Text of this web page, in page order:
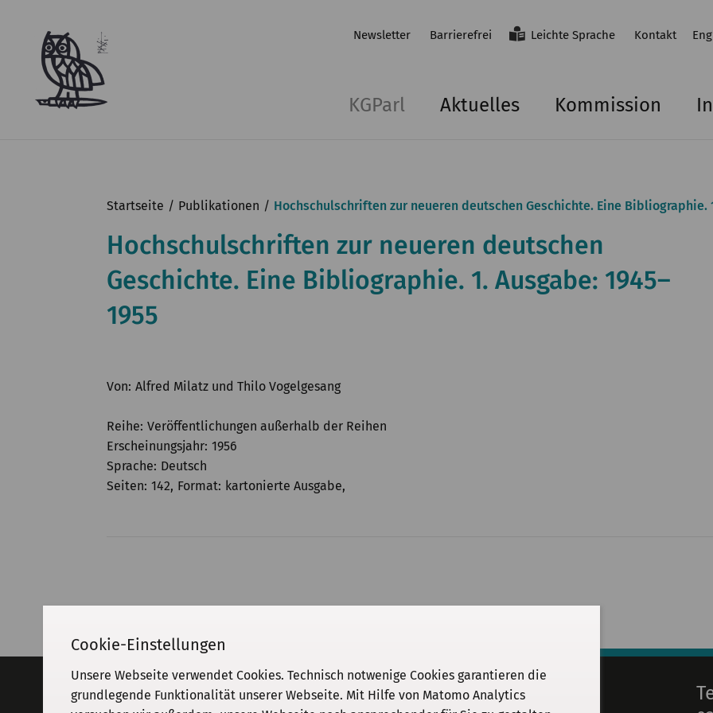
Newsletter Barrierefrei Leichte Sprache Kontakt
KGParl Aktuelles Kommission
Startseite Publikationen Hochschulschriften zur neueren deutschen Geschichte. Eine Bibliographie.
Hochschulschriften zur neueren deutschen
Geschichte. Eine Bibliographie. 1. Ausgabe: 1945–
1955
Von Alfred Milatz und Thilo Vogelgesang
Reihe Veröffentlichungen außerhalb der Reihen
Erscheinungsjahr 1956
Sprache Deutsch
Seiten 142 Format kartonierte Ausgabe
Adresse E-Mail
Cookie-Einstellungen
Unsere Webseite verwendet Cookies. Technisch notwenige Cookies garantieren die
grundlegende Funktionalität unserer Webseite. Mit Hilfe von Matomo Analytics